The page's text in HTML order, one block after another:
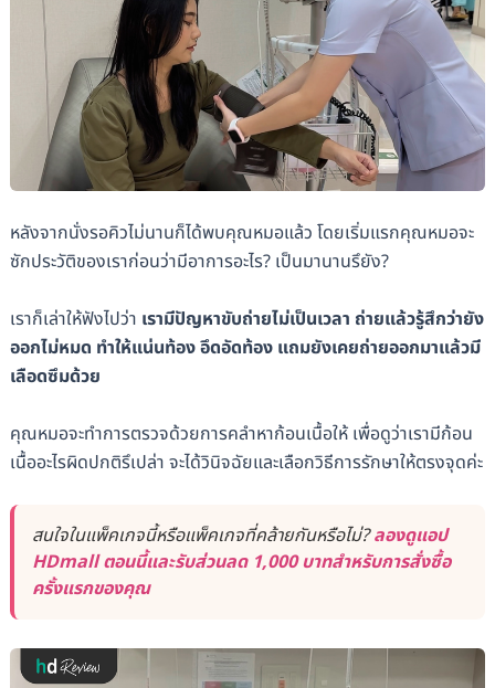
หลังจากนั่งรอคิวไม่นานก็ได้พบคุณหมอแล้ว โดยเริ่มแรกคุณหมอจะ
ซักประวัติของเราก่อนว่ามีอาการอะไร? เป็นมานานรึยัง?
เราก็เล่าให้ฟังไปว่า เรามีปัญหาขับถ่ายไม่เป็นเวลา ถ่ายแล้วรู้สึกว่ายัง
ออกไม่หมด ทำให้แน่นท้อง อึดอัดท้อง แถมยังเคยถ่ายออกมาแล้วมี
เลือดซึมด้วย
คุณหมอจะทำการตรวจด้วยการคลำหาก้อนเนื้อให้ เพื่อดูว่าเรามีก้อน
เนื้ออะไรผิดปกติรึเปล่า จะได้วินิจฉัยและเลือกวิธีการรักษาให้ตรงจุดค่ะ
สนใจในแพ็คเกจนี้หรือแพ็คเกจที่คล้ายกันหรือไม่?ลองดูแอป
HDmall ตอนนี้และรับส่วนลด 1,000 บาทสำหรับการสั่งซื้อ
ครั้งแรกของคุณ